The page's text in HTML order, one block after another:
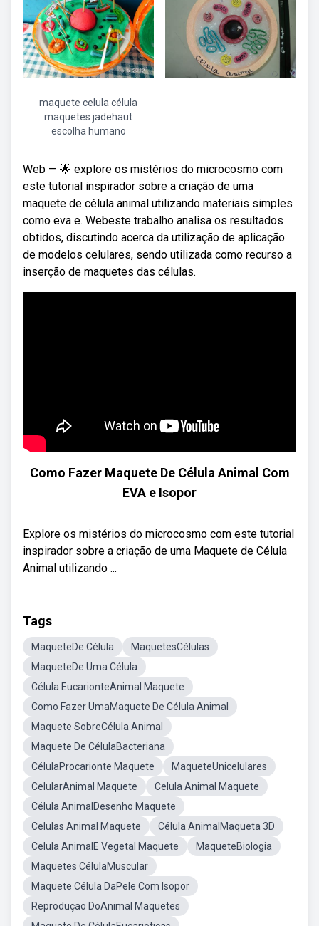
maquete celula célula
maquetes jadehaut
escolha humano
Web — 🌟 explore os mistérios do microcosmo com
este tutorial inspirador sobre a criação de uma
maquete de célula animal utilizando materiais simples
como eva e. Webeste trabalho analisa os resultados
obtidos, discutindo acerca da utilização de aplicação
de modelos celulares, sendo utilizada como recurso a
inserção de maquetes das células.
Como Fazer Maquete De Célula Animal Com
EVA e Isopor
Explore os mistérios do microcosmo com este tutorial
inspirador sobre a criação de uma Maquete de Célula
Animal utilizando ...
Tags
MaqueteDe Célula
MaquetesCélulas
MaqueteDe Uma Célula
Célula EucarionteAnimal Maquete
Como Fazer UmaMaquete De Célula Animal
Maquete SobreCélula Animal
Maquete De CélulaBacteriana
CélulaProcarionte Maquete
MaqueteUnicelulares
CelularAnimal Maquete
Celula Animal Maquete
Célula AnimalDesenho Maquete
Celulas Animal Maquete
Célula AnimalMaqueta 3D
Celula AnimalE Vegetal Maquete
MaqueteBiologia
Maquetes CélulaMuscular
Maquete Célula DaPele Com Isopor
Reproduçao DoAnimal Maquetes